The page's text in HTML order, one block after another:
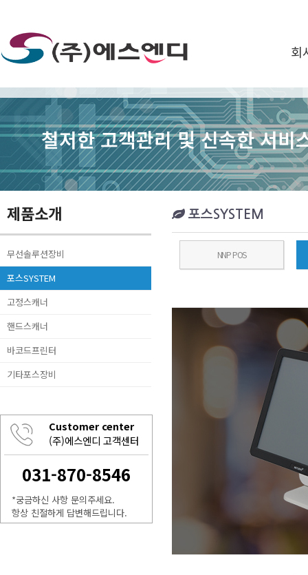
회
철저한 고객관리 및 신속한 서비
제품소개
무선솔루션장비
포스SYSTEM
고정스캐너
핸드스캐너
바코드프린터
기타포스장비
Customer center
(주)에스엔디 고객센터
031-870-8546
*궁금하신 사항 문의주세요.
항상 친절하게 답변해드립니다.
포스SYSTEM
NNP POS